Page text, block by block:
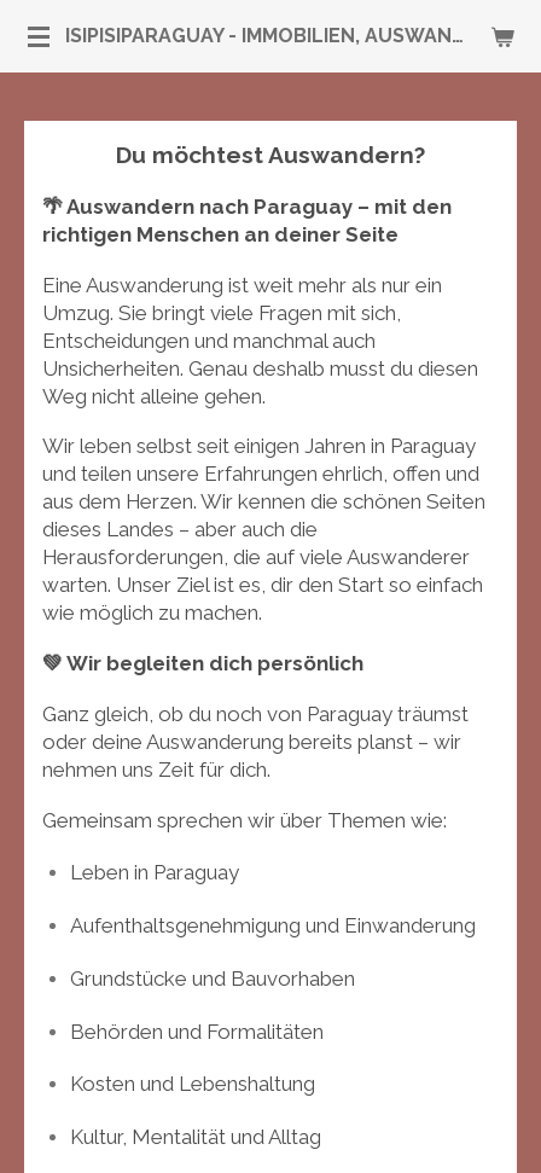
Zum
ISIPISIPARAGUAY - IMMOBILIEN, AUSWANDERUNG & RUNDUM-SERVICE
Du möchtest Auswandern?
🌴 Auswandern nach Paraguay – mit den
richtigen Menschen an deiner Seite
Eine Auswanderung ist weit mehr als nur ein
Umzug. Sie bringt viele Fragen mit sich,
Entscheidungen und manchmal auch
Unsicherheiten. Genau deshalb musst du diesen
Weg nicht alleine gehen.
Wir leben selbst seit einigen Jahren in Paraguay
und teilen unsere Erfahrungen ehrlich, offen und
aus dem Herzen. Wir kennen die schönen Seiten
dieses Landes – aber auch die
Herausforderungen, die auf viele Auswanderer
warten. Unser Ziel ist es, dir den Start so einfach
wie möglich zu machen.
💚 Wir begleiten dich persönlich
Ganz gleich, ob du noch von Paraguay träumst
oder deine Auswanderung bereits planst – wir
nehmen uns Zeit für dich.
Gemeinsam sprechen wir über Themen wie:
Leben in Paraguay
Aufenthaltsgenehmigung und Einwanderung
Grundstücke und Bauvorhaben
Behörden und Formalitäten
Kosten und Lebenshaltung
Kultur, Mentalität und Alltag